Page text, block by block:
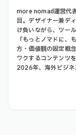
more nomad運営代
目。デザイナー兼デ
け負いながら、ツー
「もっとノマドに、
方・価値観の固定概
ワクするコンテンツ
2026年、海外ビジネ